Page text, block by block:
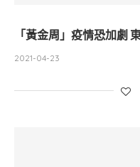
「黃金周」疫情恐加劇
2021-04-23